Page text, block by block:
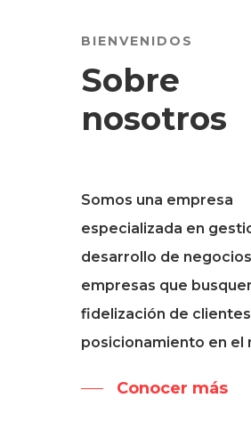
BIENVENIDOS
Sobre
nosotros
Somos una empresa
especializada en
desarrollo de
empresas que
fidelización de
posicionamiento en el
Conocer más